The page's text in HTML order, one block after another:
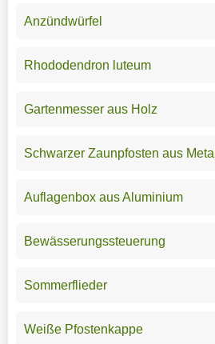
Anzündwürfel
Rhododendron luteum
Gartenmesser aus Holz
Schwarzer Zaunpfosten aus Metall
Auflagenbox aus Aluminium
Bewässerungssteuerung
Sommerflieder
Weiße Pfostenkappe